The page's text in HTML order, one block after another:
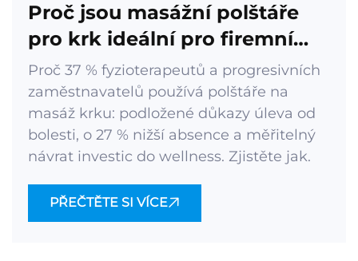
Proč jsou masážní polštáře
pro krk ideální pro firemní
klienty?
Proč 37 % fyzioterapeutů a progresivních
zaměstnavatelů používá polštáře na
masáž krku: podložené důkazy úleva od
bolesti, o 27 % nižší absence a měřitelný
návrat investic do wellness. Zjistěte jak.
PŘEČTĚTE SI VÍCE